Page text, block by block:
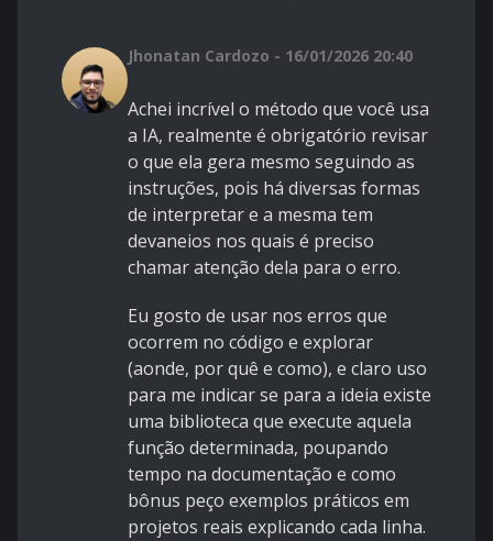
Jhonatan Cardozo - 16/01/2026 20:40
Achei incrível o método que você usa
a IA, realmente é obrigatório revisar
o que ela gera mesmo seguindo as
instruções, pois há diversas formas
de interpretar e a mesma tem
devaneios nos quais é preciso
chamar atenção dela para o erro.
Eu gosto de usar nos erros que
ocorrem no código e explorar
(aonde, por quê e como), e claro uso
para me indicar se para a ideia existe
uma biblioteca que execute aquela
função determinada, poupando
tempo na documentação e como
bônus peço exemplos práticos em
projetos reais explicando cada linha.